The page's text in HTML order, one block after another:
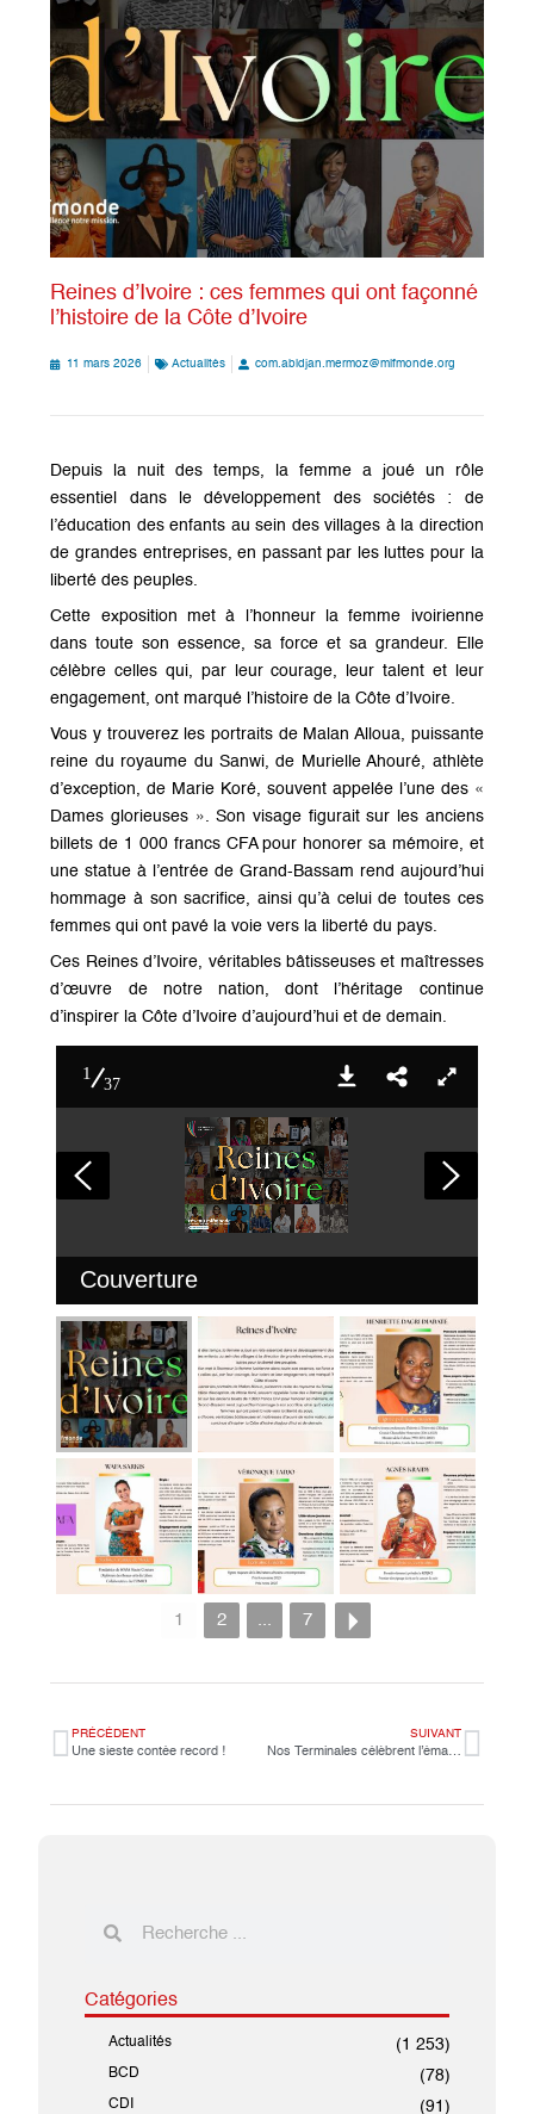
Reines d’Ivoire : ces femmes qui ont façonné
l’histoire de la Côte d’Ivoire
11 mars 2026 Actualités com.abidjan.mermoz@mlfmonde.org
Depuis la nuit des temps, la femme a joué un rôle
essentiel dans le développement des sociétés : de
l’éducation des enfants au sein des villages à la direction
de grandes entreprises, en passant par les luttes pour la
liberté des peuples.
Cette exposition met à l’honneur la femme ivoirienne
dans toute son essence, sa force et sa grandeur. Elle
célèbre celles qui, par leur courage, leur talent et leur
engagement, ont marqué l’histoire de la Côte d’Ivoire.
Vous y trouverez les portraits de Malan Alloua, puissante
reine du royaume du Sanwi, de Murielle Ahouré, athlète
d’exception, de Marie Koré, souvent appelée l’une des «
Dames glorieuses ». Son visage figurait sur les anciens
billets de 1 000 francs CFA pour honorer sa mémoire, et
une statue à l’entrée de Grand-Bassam rend aujourd’hui
hommage à son sacrifice, ainsi qu’à celui de toutes ces
femmes qui ont pavé la voie vers la liberté du pays.
Ces Reines d’Ivoire, véritables bâtisseuses et maîtresses
d’œuvre de notre nation, dont l’héritage continue
d’inspirer la Côte d’Ivoire d’aujourd’hui et de demain.
1
37
Couverture
1 2 ... 7
PRÉCÉDENT
Une sieste contée record !
SUIVANT
Nos Terminales célèbrent l’émancipation des femmes indiennes en anglais
Catégories
Actualités (1 253)
BCD (78)
CDI (91)